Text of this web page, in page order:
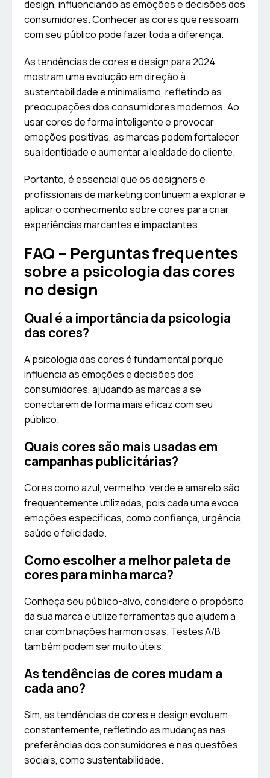
design, influenciando as emoções e decisões dos
consumidores. Conhecer as cores que ressoam
com seu público pode fazer toda a diferença.
As tendências de cores e design para 2024
mostram uma evolução em direção à
sustentabilidade e minimalismo, refletindo as
preocupações dos consumidores modernos. Ao
usar cores de forma inteligente e provocar
emoções positivas, as marcas podem fortalecer
sua identidade e aumentar a lealdade do cliente.
Portanto, é essencial que os designers e
profissionais de marketing continuem a explorar e
aplicar o conhecimento sobre cores para criar
experiências marcantes e impactantes.
FAQ – Perguntas frequentes
sobre a psicologia das cores
no design
Qual é a importância da psicologia
das cores?
A psicologia das cores é fundamental porque
influencia as emoções e decisões dos
consumidores, ajudando as marcas a se
conectarem de forma mais eficaz com seu
público.
Quais cores são mais usadas em
campanhas publicitárias?
Cores como azul, vermelho, verde e amarelo são
frequentemente utilizadas, pois cada uma evoca
emoções específicas, como confiança, urgência,
saúde e felicidade.
Como escolher a melhor paleta de
cores para minha marca?
Conheça seu público-alvo, considere o propósito
da sua marca e utilize ferramentas que ajudem a
criar combinações harmoniosas. Testes A/B
também podem ser muito úteis.
As tendências de cores mudam a
cada ano?
Sim, as tendências de cores e design evoluem
constantemente, refletindo as mudanças nas
preferências dos consumidores e nas questões
sociais, como sustentabilidade.